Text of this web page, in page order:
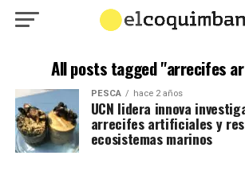
All posts tagged "arrecifes
PESCA hace 2 años
UCN lidera innova
arrecifes artificiales y
ecosistemas marinos